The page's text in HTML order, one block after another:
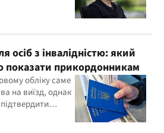
осіб з інвалідністю: який
показати прикордонникам
обліку саме
на виїзд, однак